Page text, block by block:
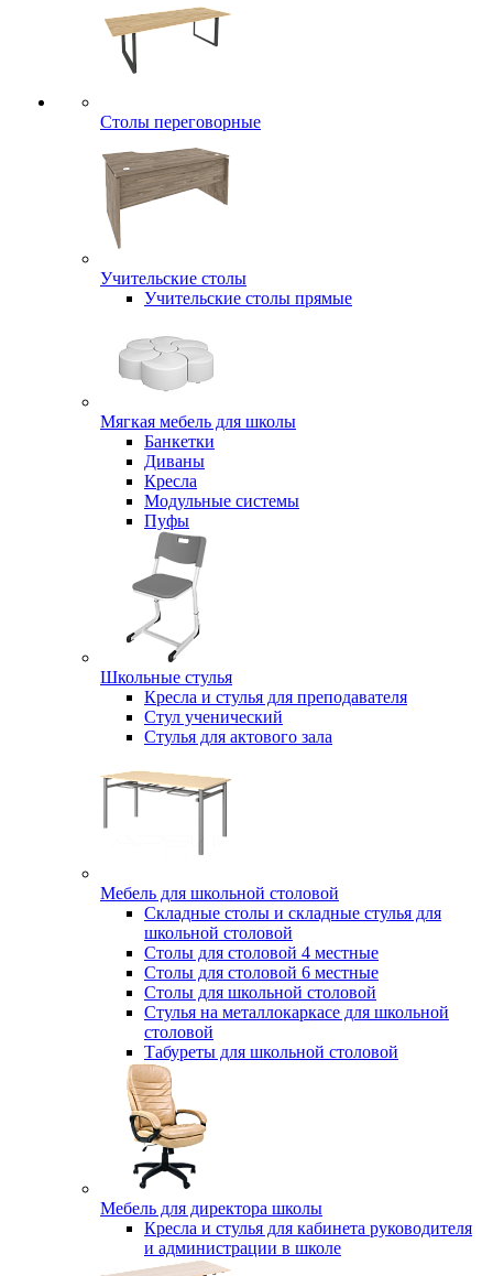
Столы переговорные
Учительские столы
Учительские столы прямые
Мягкая мебель для школы
Банкетки
Диваны
Кресла
Модульные системы
Пуфы
Школьные стулья
Кресла и стулья для преподавателя
Стул ученический
Стулья для актового зала
Мебель для школьной столовой
Складные столы и складные стулья для
школьной столовой
Столы для столовой 4 местные
Столы для столовой 6 местные
Столы для школьной столовой
Стулья на металлокаркасе для школьной
столовой
Табуреты для школьной столовой
Мебель для директора школы
Кресла и стулья для кабинета руководителя
и администрации в школе